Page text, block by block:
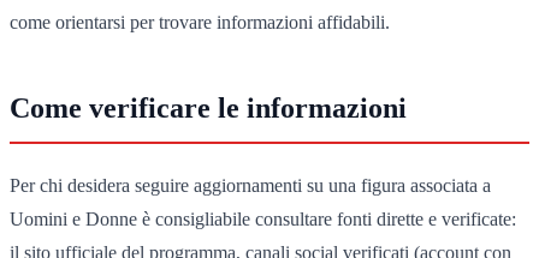
come orientarsi per trovare informazioni affidabili.
Come verificare le informazioni
Per chi desidera seguire aggiornamenti su una figura associata a
Uomini e Donne è consigliabile consultare fonti dirette e verificate:
il sito ufficiale del programma, canali social verificati (account con